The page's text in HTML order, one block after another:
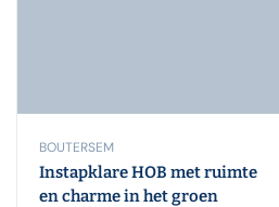
BOUTERSEM
Instapklare HOB met ruimte
en charme in het groen